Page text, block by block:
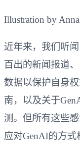
Illustration by
近年来，我们听
百出的新闻报道
数据以保护自身
南，以及关于
测。但所有这些
应对GenAI的方式